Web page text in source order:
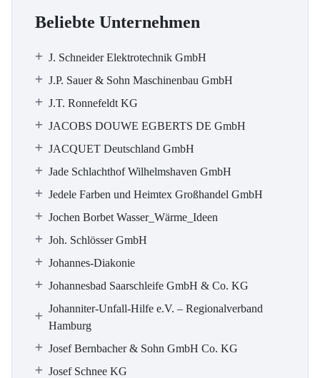
Beliebte Unternehmen
J. Schneider Elektrotechnik GmbH
J.P. Sauer & Sohn Maschinenbau GmbH
J.T. Ronnefeldt KG
JACOBS DOUWE EGBERTS DE GmbH
JACQUET Deutschland GmbH
Jade Schlachthof Wilhelmshaven GmbH
Jedele Farben und Heimtex Großhandel GmbH
Jochen Borbet Wasser_Wärme_Ideen
Joh. Schlösser GmbH
Johannes-Diakonie
Johannesbad Saarschleife GmbH & Co. KG
Johanniter-Unfall-Hilfe e.V. – Regionalverband
Hamburg
Josef Bernbacher & Sohn GmbH Co. KG
Josef Schnee KG